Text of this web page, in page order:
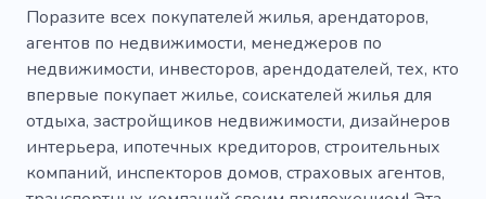
Коттедж
Специалист
Творческий
Стекловолокно
Поразите всех покупателей жилья, арендаторов,
агентов по недвижимости, менеджеров по
недвижимости, инвесторов, арендодателей, тех, кто
впервые покупает жилье, соискателей жилья для
отдыха, застройщиков недвижимости, дизайнеров
интерьера, ипотечных кредиторов, строительных
компаний, инспекторов домов, страховых агентов,